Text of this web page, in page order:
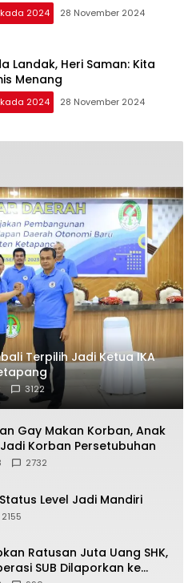
2024 28 November 2024
Landak, Heri Saman: Kita
Menang
2024 28 November 2024
Terpilih Jadi Ketua IKA
3122
Gay Makan Korban, Anak
Korban Persetubuhan
2732
Level Jadi Mandiri
2155
Ratusan Juta Uang SHK,
SUB Dilaporkan ke